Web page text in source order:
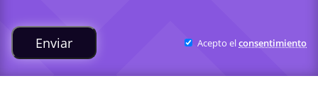
Enviar Acepto elconsentimiento